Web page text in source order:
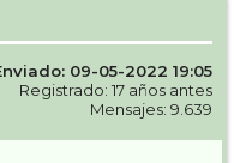
09-05-2022 19:05
Registrado: 17 años antes
Mensajes: 9.639